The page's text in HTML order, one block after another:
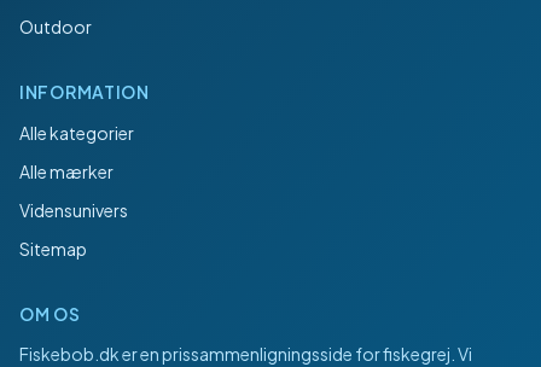
Outdoor
INFORMATION
Alle kategorier
Alle mærker
Vidensunivers
Sitemap
OM OS
Fiskebob.dker en prissammenligningsside for fiskegrej. Vi